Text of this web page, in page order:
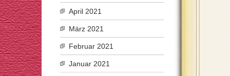
April 2021
März 2021
Februar 2021
Januar 2021